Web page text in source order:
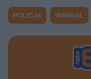
POLICJA WANDAL